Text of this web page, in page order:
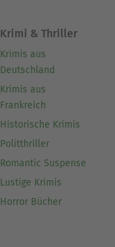
Krimi & Thriller
Krimis aus
Deutschland
Krimis aus
Frankreich
Historische Krimis
Politthriller
Romantic Suspense
Lustige Krimis
Horror Bücher